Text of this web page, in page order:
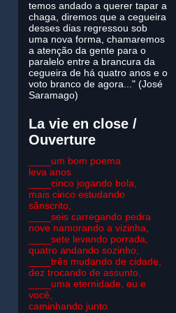
temos andado a querer tapar a
chaga, diremos que a cegueira
desses dias regressou sob
uma nova forma, chamaremos
a atenção da gente para o
paralelo entre a brancura da
cegueira de há quatro anos e o
voto branco de agora..." (José
Saramago)
La vie en close /
Ouverture
____um bom poema
leva anos
____cinco jogando bola,
mais cinco estudando
sânscrito,
____seis carregando pedra
nove namorando a vizinha,
____sete levando porrada,
quatro andando sozinho,
____três mudando de cidade,
dez trocando de assunto,
____uma eternidade, eu e
você,
caminhando junto